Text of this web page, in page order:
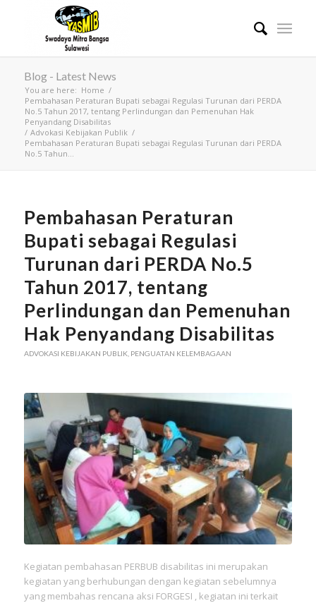
Blog - Latest News
You are here: Home /
Pembahasan Peraturan Bupati sebagai Regulasi Turunan dari PERDA
No.5 Tahun 2017, tentang Perlindungan dan Pemenuhan Hak
Penyandang Disabilitas
/ Advokasi Kebijakan Publik /
Pembahasan Peraturan Bupati sebagai Regulasi Turunan dari PERDA
No.5 Tahun...
Pembahasan Peraturan
Bupati sebagai Regulasi
Turunan dari PERDA No.5
Tahun 2017, tentang
Perlindungan dan Pemenuhan
Hak Penyandang Disabilitas
ADVOKASI KEBIJAKAN PUBLIK, PENGUATAN KELEMBAGAAN
Kegiatan pembahasan PERBUB disabilitas ini merupakan
kegiatan yang berhubungan dengan kegiatan sebelumnya
yang membahas rencana aksi FORGESI , kegiatan ini terkait